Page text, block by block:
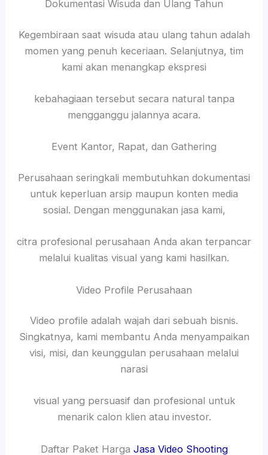
Dokumentasi Wisuda dan Ulang Tahun
Kegembiraan saat wisuda atau ulang tahun adalah
momen yang penuh keceriaan. Selanjutnya, tim
kami akan menangkap ekspresi
kebahagiaan tersebut secara natural tanpa
mengganggu jalannya acara.
Event Kantor, Rapat, dan Gathering
Perusahaan seringkali membutuhkan dokumentasi
untuk keperluan arsip maupun konten media
sosial. Dengan menggunakan jasa kami,
citra profesional perusahaan Anda akan terpancar
melalui kualitas visual yang kami hasilkan.
Video Profile Perusahaan
Video profile adalah wajah dari sebuah bisnis.
Singkatnya, kami membantu Anda menyampaikan
visi, misi, dan keunggulan perusahaan melalui
narasi
visual yang persuasif dan profesional untuk
menarik calon klien atau investor.
Daftar Paket Harga Jasa Video Shooting